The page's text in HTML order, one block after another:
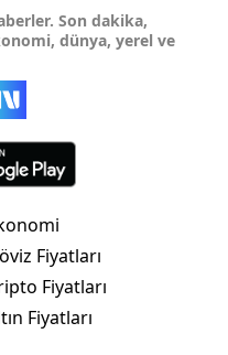
Son dakika,
dünya, yerel ve
Fiyatları
Fiyatları
Fiyatları